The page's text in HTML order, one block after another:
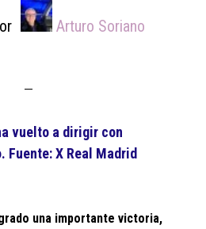
Arturo Soriano
vuelto a dirigir con
Fuente: X Real Madrid
una importante victoria,